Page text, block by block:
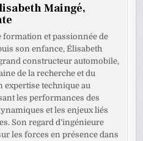
Maingé,
formation et passionnée de
son enfance, Élisabeth
constructeur automobile,
de la recherche et du
expertise technique au
les performances des
et les enjeux liés
Son regard d’ingénieure
les forces en présence dans